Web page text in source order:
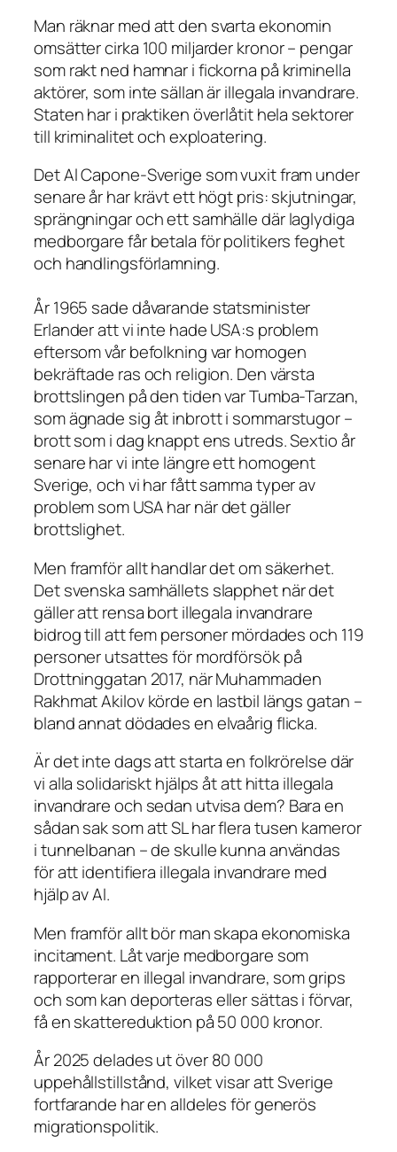
Man räknar med att den svarta ekonomin
omsätter cirka 100 miljarder kronor – pengar
som rakt ned hamnar i fickorna på kriminella
aktörer, som inte sällan är illegala invandrare.
Staten har i praktiken överlåtit hela sektorer
till kriminalitet och exploatering.
Det Al Capone-Sverige som vuxit fram under
senare år har krävt ett högt pris: skjutningar,
sprängningar och ett samhälle där laglydiga
medborgare får betala för politikers feghet
och handlingsförlamning.
År 1965 sade dåvarande statsminister
Erlander att vi inte hade USA:s problem
eftersom vår befolkning var homogen
bekräftade ras och religion. Den värsta
brottslingen på den tiden var Tumba-Tarzan,
som ägnade sig åt inbrott i sommarstugor –
brott som i dag knappt ens utreds. Sextio år
senare har vi inte längre ett homogent
Sverige, och vi har fått samma typer av
problem som USA har när det gäller
brottslighet.
Men framför allt handlar det om säkerhet.
Det svenska samhällets slapphet när det
gäller att rensa bort illegala invandrare
bidrog till att fem personer mördades och 119
personer utsattes för mordförsök på
Drottninggatan 2017, när Muhammaden
Rakhmat Akilov körde en lastbil längs gatan –
bland annat dödades en elvaårig flicka.
Är det inte dags att starta en folkrörelse där
vi alla solidariskt hjälps åt att hitta illegala
invandrare och sedan utvisa dem? Bara en
sådan sak som att SL har flera tusen kameror
i tunnelbanan – de skulle kunna användas
för att identifiera illegala invandrare med
hjälp av AI.
Men framför allt bör man skapa ekonomiska
incitament. Låt varje medborgare som
rapporterar en illegal invandrare, som grips
och som kan deporteras eller sättas i förvar,
få en skattereduktion på 50 000 kronor.
År 2025 delades ut över 80 000
uppehållstillstånd, vilket visar att Sverige
fortfarande har en alldeles för generös
migrationspolitik.